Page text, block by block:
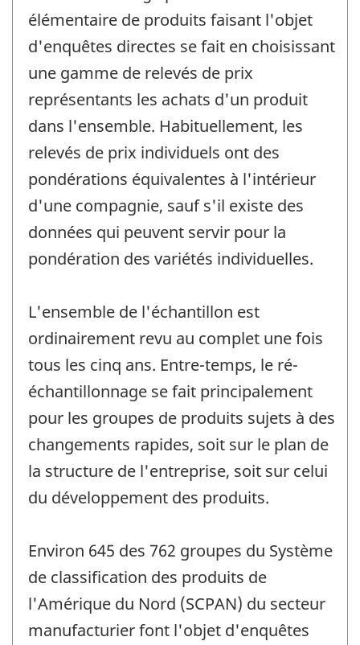
élémentaire de produits faisant l'objet
d'enquêtes directes se fait en choisissant
une gamme de relevés de prix
représentants les achats d'un produit
dans l'ensemble. Habituellement, les
relevés de prix individuels ont des
pondérations équivalentes à l'intérieur
d'une compagnie, sauf s'il existe des
données qui peuvent servir pour la
pondération des variétés individuelles.
L'ensemble de l'échantillon est
ordinairement revu au complet une fois
tous les cinq ans. Entre-temps, le ré-
échantillonnage se fait principalement
pour les groupes de produits sujets à des
changements rapides, soit sur le plan de
la structure de l'entreprise, soit sur celui
du développement des produits.
Environ 645 des 762 groupes du Système
de classification des produits de
l'Amérique du Nord (SCPAN) du secteur
manufacturier font l'objet d'enquêtes